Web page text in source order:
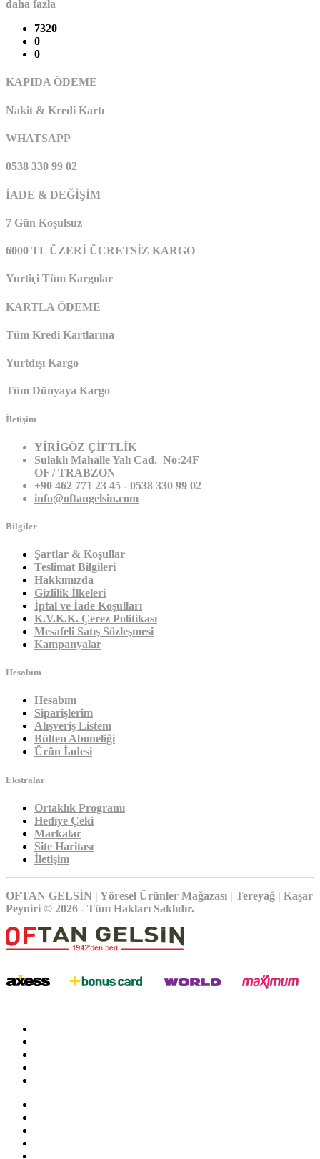
daha fazla
7320
0
0
KAPIDA ÖDEME
Nakit & Kredi Kartı
WHATSAPP
0538 330 99 02
İADE & DEĞİŞİM
7 Gün Koşulsuz
6000 TL ÜZERİ ÜCRETSİZ KARGO
Yurtiçi Tüm Kargolar
KARTLA ÖDEME
Tüm Kredi Kartlarına
Yurtdışı Kargo
Tüm Dünyaya Kargo
İletişim
YİRİGÖZ ÇİFTLİK
Sulaklı Mahalle Yalı Cad. No:24F
OF / TRABZON
+90 462 771 23 45 - 0538 330 99 02
info@oftangelsin.com
Bilgiler
Şartlar & Koşullar
Teslimat Bilgileri
Hakkımızda
Gizlilik İlkeleri
İptal ve İade Koşulları
K.V.K.K. Çerez Politikası
Mesafeli Satış Sözleşmesi
Kampanyalar
Hesabım
Hesabım
Siparişlerim
Alışveriş Listem
Bülten Aboneliği
Ürün İadesi
Ekstralar
Ortaklık Programı
Hediye Çeki
Markalar
Site Haritası
İletişim
OFTAN GELSİN | Yöresel Ürünler Mağazası | Tereyağ | Kaşar
Peyniri © 2026 - Tüm Hakları Saklıdır.